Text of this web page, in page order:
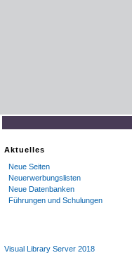
Aktuelles
Neue Seiten
Neuerwerbungslisten
Neue Datenbanken
Führungen und Schulungen
Visual Library Server 2018